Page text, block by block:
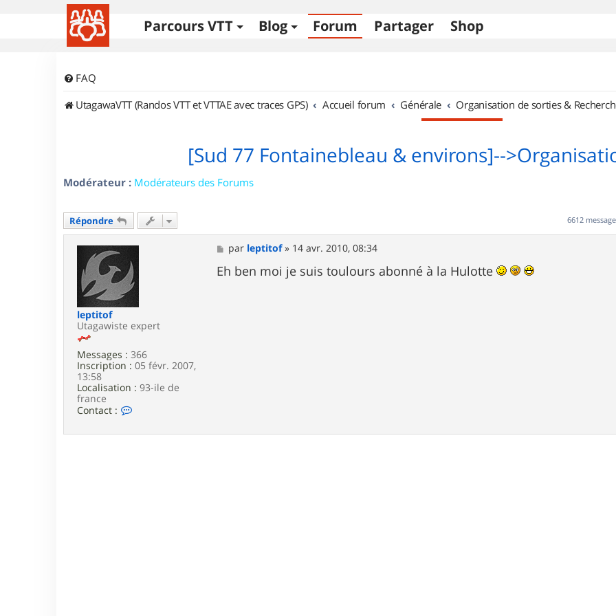
Parcours VTT Blog Forum Partager Shop
FAQ
UtagawaVTT (Randos VTT et VTTAE avec traces GPS)
Accueil forum Générale Organisation de sorties &
[Sud 77 Fontainebleau & environs]--
Modérateur : Modérateurs des Forums
Répondre 6612
leptitof
Utagawiste expert
Messages : 366
Inscription : 05 févr. 2007,
13:58
Localisation : 93-ile de
france
Contact :
M
e
s
s
par leptitof» 14 avr. 2010, 08:34
Eh ben moi je suis toulours abonné à la Hulotte